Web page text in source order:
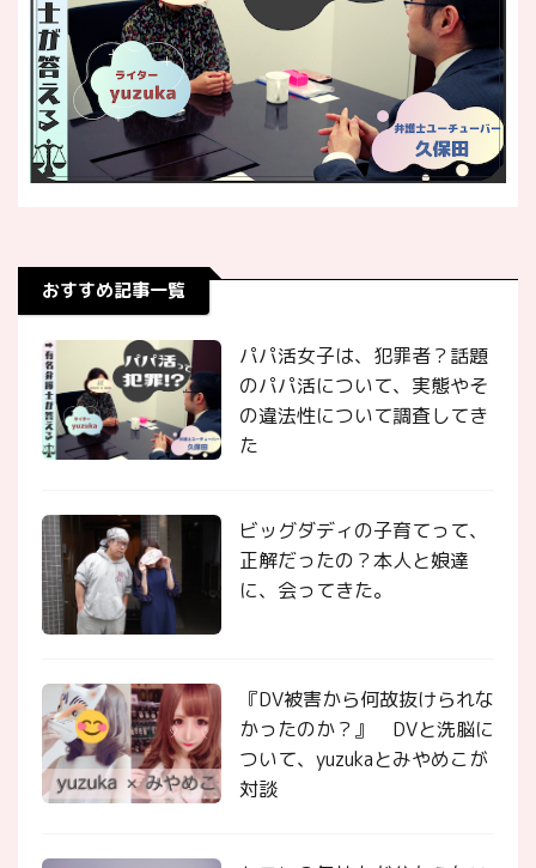
おすすめ記事一覧
パパ活女子は、犯罪者？話題
のパパ活について、実態やそ
の違法性について調査してき
た
ビッグダディの子育てって、
正解だったの？本人と娘達
に、会ってきた。
『DV被害から何故抜けられな
かったのか？』 DVと洗脳に
ついて、yuzukaとみやめこが
対談